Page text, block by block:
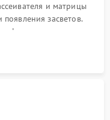
и матрицы
засветов.
фиксация плат и
корпуса монитора.